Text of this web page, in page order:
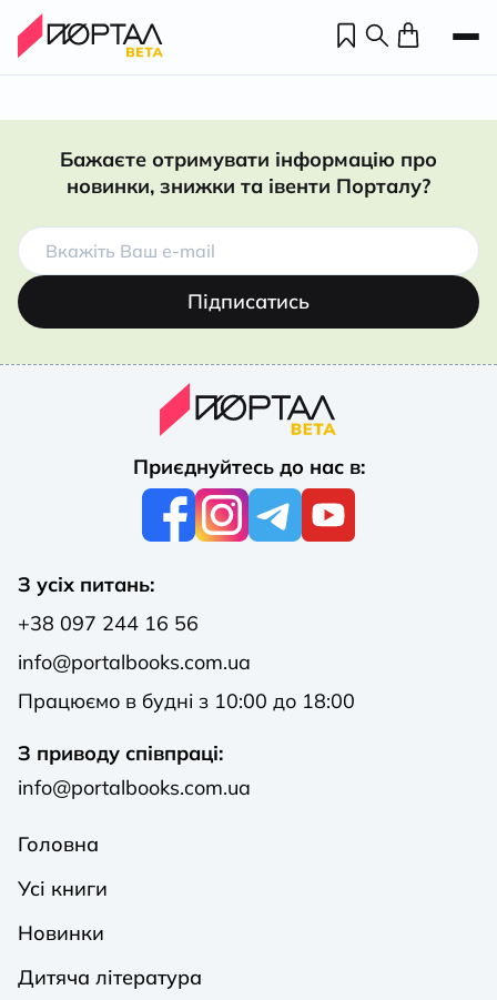
Бажаєте отримувати інформацію про
новинки, знижки та івенти Порталу?
Підписатись
Приєднуйтесь до нас в:
З усіх питань:
+38 097 244 16 56
info@portalbooks.com.ua
Працюємо в будні з 10:00 до 18:00
З приводу співпраці:
info@portalbooks.com.ua
Головна
Усі книги
Новинки
Дитяча література